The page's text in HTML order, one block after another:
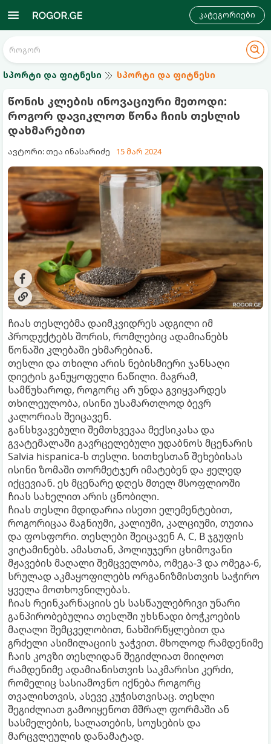
კატეგორიები
სპორტი და ფიტნესი სპორტი და ფიტნესი
წონის კლების ინოვაციური მეთოდი:
როგორ დავიკლოთ წონა ჩიის თესლის
დახმარებით
ავტორი: თეა ინასარიძე 15 მარ 2024
ჩიას თესლებმა დაიმკვიდრეს ადგილი იმ
პროდუქტებს შორის, რომლებიც ადამიანებს
წონაში კლებაში ეხმარებიან.
თესლი და თხილი არის ნებისმიერი ჯანსაღი
დიეტის განუყოფელი ნაწილი. მაგრამ,
სამწუხაროდ, როგორც არ უნდა გვიყვარდეს
თხილეულობა, ისინი უსამართლოდ ბევრ
კალორიას შეიცავენ.
განსხვავებული შემთხვევაა მექსიკასა და
გვატემალაში გავრცელებული უდაბნოს მცენარის
Salvia hispanica-ს თესლი. სითხესთან შეხებისას
ისინი ზომაში თორმეტჯერ იმატებენ და ჟელედ
იქცევიან. ეს მცენარე დღეს მთელ მსოფლიოში
ჩიას სახელით არის ცნობილი.
ჩიას თესლი მდიდარია ისეთი ელემენტებით,
როგორიცაა მაგნიუმი, კალიუმი, კალციუმი, თუთია
და ფოსფორი. თესლები შეიცავენ A, C, B ჯგუფის
ვიტამინებს. ამასთან, პოლიუჯერი ცხიმოვანი
მჟავების მაღალი შემცველობა, ომეგა-3 და ომეგა-6,
სრულად აკმაყოფილებს ორგანიზმისთვის საჭირო
ყველა მოთხოვნილებას.
ჩიას რეინკარნაციის ეს სასწაულებრივი უნარი
განპირობებულია თესლში უხსნადი ბოჭკოების
მაღალი შემცველობით, ნახშირწყლებით და
გრძელი ასიმილაციის ჯაჭვით. მხოლოდ რამდენიმე
ჩაის კოვზი თესლიდან შეგიძლიათ მიიღოთ
რამდენიმე ადამიანისთვის საკმარისი კერძი,
რომელიც სასიამოვნო იქნება როგორც
თვალისთვის, ასევე კუჭისთვისაც. თესლი
შეგიძლიათ გამოიყენოთ მშრალ ფორმაში ან
სასმელების, სალათების, სოუსების და
მარცვლეულის დანამატად.